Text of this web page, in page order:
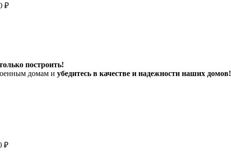
₽
построить!
домам и убедитесь в качестве и надежности наших домов!
₽